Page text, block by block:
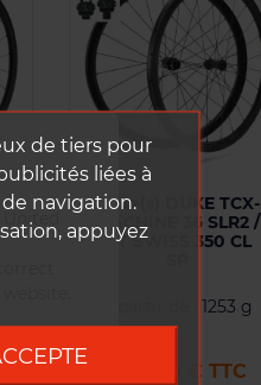
Roue(s) DUKE TCX-
MACHINE 36 SLR2 /
DT SWISS 350 CL
A partir de : 1253 g
1 295,58 € TTC
de tiers pour
liées à
navigation.
appuyez